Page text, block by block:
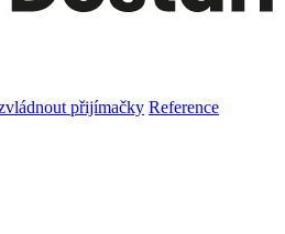
přijímačky Reference